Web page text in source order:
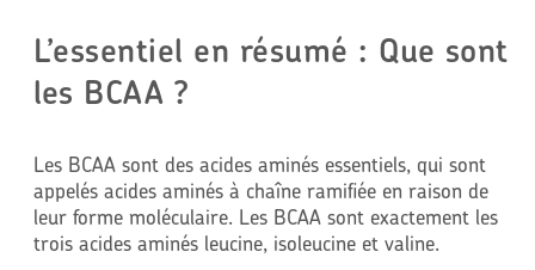
L’essentiel en résumé : Que sont
les BCAA ?
Les BCAA sont des acides aminés essentiels, qui sont
appelés acides aminés à chaîne ramifiée en raison de
leur forme moléculaire. Les BCAA sont exactement les
trois acides aminés leucine, isoleucine et valine.